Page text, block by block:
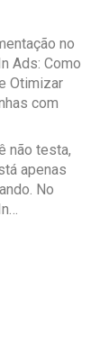
no
Ads: Como
Otimizar
com
não testa,
apenas
No